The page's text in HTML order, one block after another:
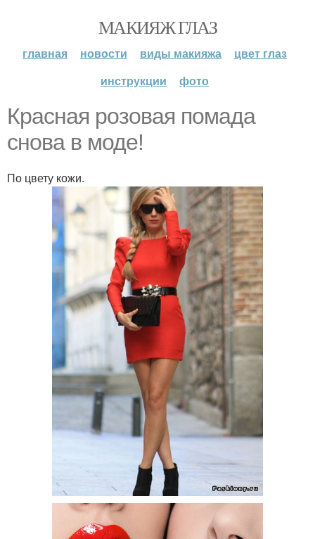
МАКИЯЖ ГЛАЗ
главная новости виды макияжа
цвет глаз
инструкции
фото
Красная розовая помада
снова в моде!
По цвету кожи.